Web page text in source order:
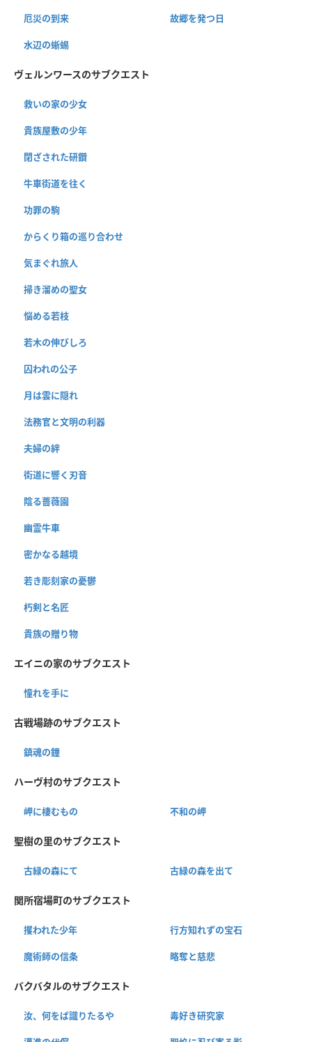
厄災の到来 故郷を発つ日
水辺の蜥蜴
ヴェルンワースのサブクエスト
救いの家の少女
貴族屋敷の少年
閉ざされた研鑽
牛車街道を往く
功罪の駒
からくり箱の巡り合わせ
気まぐれ旅人
掃き溜めの聖女
悩める若枝
若木の伸びしろ
囚われの公子
月は雲に隠れ
法務官と文明の利器
夫婦の絆
街道に響く刃音
陰る薔薇園
幽霊牛車
密かなる越境
若き彫刻家の憂鬱
朽剣と名匠
貴族の贈り物
エイニの家のサブクエスト
憧れを手に
古戦場跡のサブクエスト
鎮魂の鐘
ハーヴ村のサブクエスト
岬に棲むもの 不和の岬
聖樹の里のサブクエスト
古緑の森にて 古緑の森を出て
関所宿場町のサブクエスト
攫われた少年 行方知れずの宝石
魔術師の信条 略奪と慈悲
バクバタルのサブクエスト
汝、何をば識りたるや 毒好き研究家